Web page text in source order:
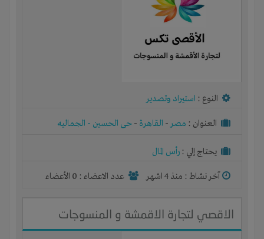
النوع : استيراد وتصدير
العنوان : مصر- القاهرة - حى الحسين - الجماليه
يحتاج إلي : رأس المال
آخر نشاط : منذ 4 اشهر عدد الاعضاء : 0 الأعضاء
الاقصي لتجارة الاقمشة و المنسوجات